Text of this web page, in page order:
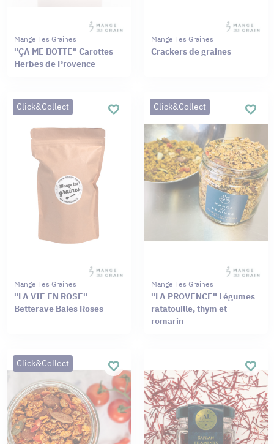
Mange Tes Graines
"ÇA ME BOTTE" Carottes
Herbes de Provence
Mange Tes Graines
Crackers de graines
Click&Collect
Mange Tes Graines
"LA VIE EN ROSE"
Betterave Baies Roses
Click&Collect
Mange Tes Graines
"LA PROVENCE" Légumes
ratatouille, thym et
romarin
Click&Collect